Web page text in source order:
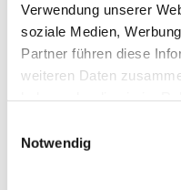
Verwendung unserer
soziale Medien,
Partner führen diese
weiteren Daten
Notwendig
Weitere Informationen
unter Tierpension und
Katzenpension